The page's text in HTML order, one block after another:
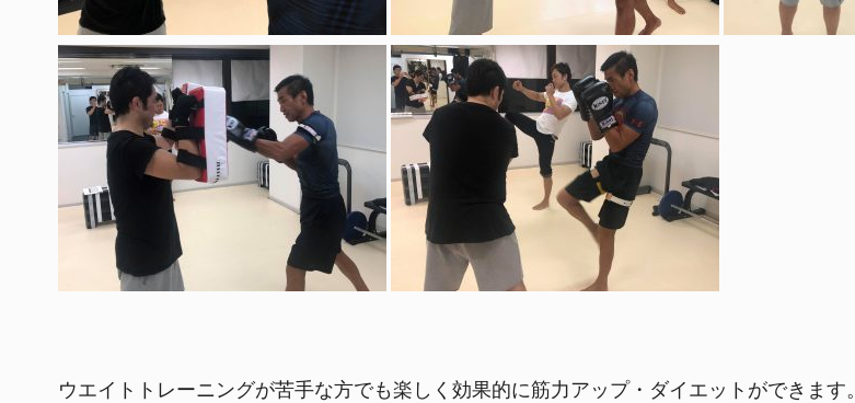
ウエイトトレーニングが苦手な方でも楽しく効果的に筋力アップ・ダイエットができます。